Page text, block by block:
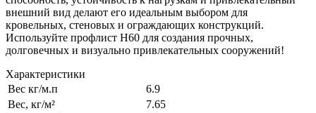
внешний вид делают его идеальным выбором для
кровельных, стеновых и ограждающих конструкций.
Используйте профлист Н60 для создания прочных,
долговечных и визуально привлекательных сооружений!
Характеристики
Вес кг/м.п
6.9
Вес, кг/м²
7.65